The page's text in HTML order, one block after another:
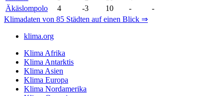
Äkäslompolo
4 -3 10 -
-
Klimadaten von 85 Städten auf einen Blick ⇒
klima.org
Klima Afrika
Klima Antarktis
Klima Asien
Klima Europa
Klima Nordamerika